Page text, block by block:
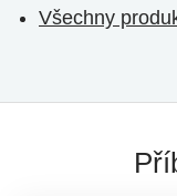
Všechny